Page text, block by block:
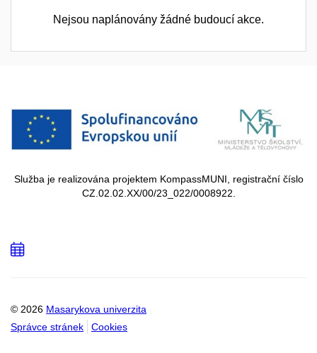
Nejsou naplánovány žádné budoucí akce.
Služba je realizována projektem KompassMUNI, registrační číslo
CZ.02.02.XX/00/23_022/0008922.
© 2026 Masarykova univerzita
Správce stránek
Cookies
Přidat